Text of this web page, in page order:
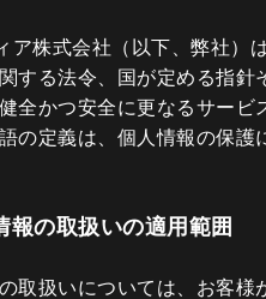
ア株式会社（以下、弊社）
する法令、国が定める指
全かつ安全に更なるサー
の定義は、個人情報の保護
報の取扱いの適用範囲
取扱いについては、お客